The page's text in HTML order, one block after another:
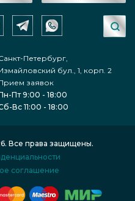
Петербург,
бул., 1, корп. 2
заявок
Пт 9:00 - 18:00
Вс 11:00 - 18:00
Все права защищены.
соглашение